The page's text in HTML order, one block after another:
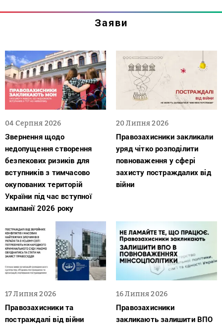
Заяви
04 Серпня 2026
Звернення щодо
недопущення створення
безпекових ризиків для
вступників з тимчасово
окупованих територій
України під час вступної
кампанії 2026 року
20 Липня 2026
Правозахисники закликали
уряд чітко розподілити
повноваження у сфері
захисту постраждалих від
війни
17 Липня 2026
Правозахисники та
постраждалі від війни
16 Липня 2026
Правозахисники
закликають залишити ВПО